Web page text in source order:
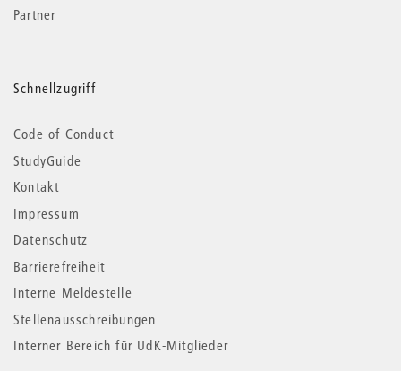
Partner
Schnellzugriff
Code of Conduct
StudyGuide
Kontakt
Impressum
Datenschutz
Barrierefreiheit
Interne Meldestelle
Stellenausschreibungen
Interner Bereich für UdK-Mitglieder